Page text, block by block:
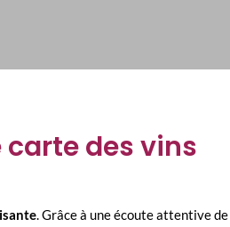
des vins
. Grâce à une écoute attentive de